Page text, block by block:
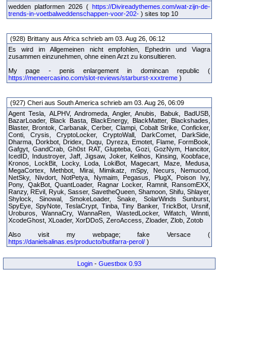
wedden platformen 2026 ( https://Divireadythemes.com/wat-zijn-de-
trends-in-voetbalweddenschappen-voor-202- ) sites top 10
(928) Brittany aus Africa schrieb am 03. Aug 26, 06:12
Es wird im Allgemeinen nicht empfohlen, Ephedrin und Viagra
zusammen einzunehmen, ohne einen Arzt zu konsultieren.
My page - penis enlargement in domincan republic (
https://meneercasino.com/slot-reviews/starburst-xxxtreme )
(927) Cheri aus South America schrieb am 03. Aug 26, 06:09
Agent Tesla, ALPHV, Andromeda, Angler, Anubis, Babuk, BadUSB,
BazarLoader, Black Basta, BlackEnergy, BlackMatter, Blackshades,
Blaster, Brontok, Carbanak, Cerber, Clampi, Cobalt Strike, Conficker,
Conti, Crysis, CryptoLocker, CryptoWall, DarkComet, DarkSide,
Dharma, Dorkbot, Dridex, Duqu, Dyreza, Emotet, Flame, FormBook,
Gafgyt, GandCrab, Gh0st RAT, Glupteba, Gozi, GozNym, Hancitor,
IcedID, Industroyer, Jaff, Jigsaw, Joker, Kelihos, Kinsing, Koobface,
Kronos, LockBit, Locky, Loda, LokiBot, Magecart, Maze, Medusa,
MegaCortex, Methbot, Mirai, Mimikatz, mSpy, Necurs, Nemucod,
NetSky, Nivdort, NotPetya, Nymaim, Pegasus, PlugX, Poison Ivy,
Pony, QakBot, QuantLoader, Ragnar Locker, Ramnit, RansomEXX,
Ranzy, REvil, Ryuk, Sasser, SavetheQueen, Shamoon, Shifu, Shlayer,
Shylock, Sinowal, SmokeLoader, Snake, SolarWinds Sunburst,
SpyEye, SpyNote, TeslaCrypt, Tinba, Tiny Banker, TrickBot, Ursnif,
Uroburos, WannaCry, WannaRen, WastedLocker, Wifatch, Winnti,
XcodeGhost, XLoader, XorDDoS, ZeroAccess, Zloader, Zlob, Zotob
Also visit my webpage; fake Versace (
https://danielsalinas.es/producto/butifarra-perol/ )
Login - Guestbox 0.93